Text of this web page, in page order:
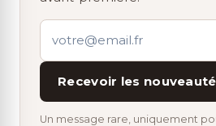
Recevoir les
Un message rare, uniquement